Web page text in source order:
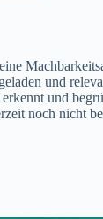
und
und
noch nicht